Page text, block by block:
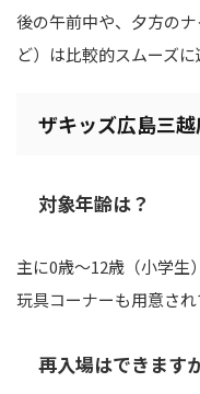
後の午前中や、夕方の
ど）は比較的スムーズ
ザキッズ広島三
対象年齢は？
主に0歳～12歳（小学生
玩具コーナーも用意され
再入場はできます